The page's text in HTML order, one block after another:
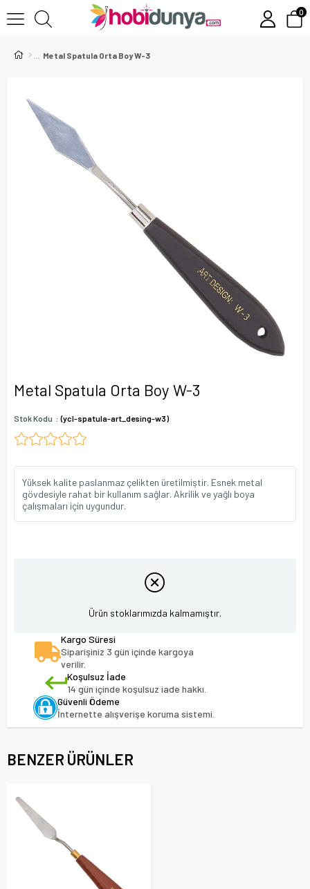
0
Metal Spatula Orta Boy W-3
Metal Spatula Orta Boy W-3
Stok Kodu (ycl-spatula-art_desing-w3)
Yüksek kalite paslanmaz çelikten üretilmiştir. Esnek metal
gövdesiyle rahat bir kullanım sağlar. Akrilik ve yağlı boya
çalışmaları için uygundur.
Ürün stoklarımızda kalmamıştır.
Kargo Süresi
Siparişiniz 3 gün içinde kargoya
verilir.
Koşulsuz İade
14 gün içinde koşulsuz iade hakkı.
Güvenli Ödeme
İnternette alışverişe koruma sistemi.
BENZER ÜRÜNLER